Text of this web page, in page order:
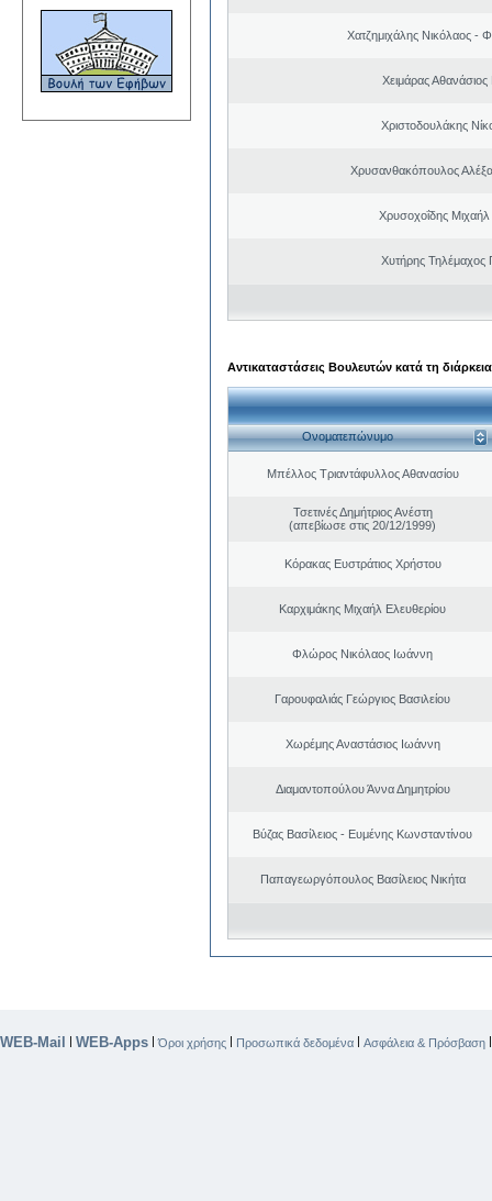
Χατζημιχάλης Νικόλαος -
Χειμάρας
Χριστοδουλάκης
Χρυσανθακόπουλος
Χρυσοχοΐδης Μιχαήλ
Χυτήρης Τηλέμαχος
Αντικαταστάσεις Βουλευτών κατά τη
Ονοματεπώνυμο
Μπέλλος Τριαντάφυλλος Αθανασίου
Τσετινές Δημήτριος Ανέστη
(απεβίωσε στις 20/12/1999)
Κόρακας Ευστράτιος Χρήστου
Καρχιμάκης Μιχαήλ Ελευθερίου
Φλώρος Νικόλαος Ιωάννη
Γαρουφαλιάς Γεώργιος Βασιλείου
Χωρέμης Αναστάσιος Ιωάννη
Διαμαντοπούλου Άννα Δημητρίου
Βύζας Βασίλειος - Ευμένης Κωνσταντίνου
Παπαγεωργόπουλος Βασίλειος Νικήτα
WEB-Mail | WEB-Apps |Όροι χρήσης | Προσωπικά δεδομένα | Ασφάλεια & Πρόσβαση